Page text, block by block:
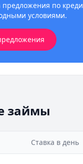
по
условиями.
займы
Ставка в день